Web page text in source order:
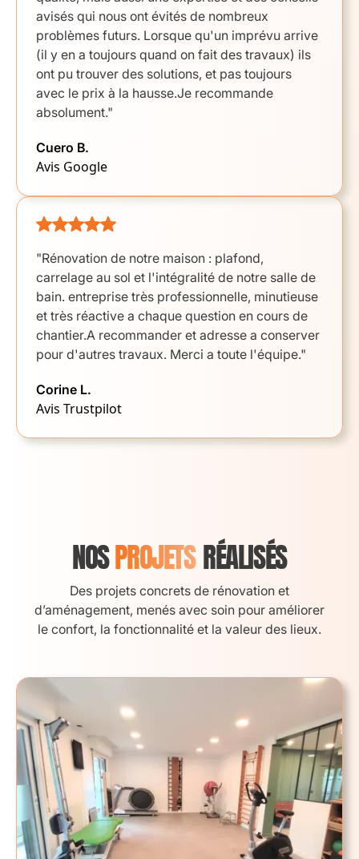
avisés qui nous ont évités de nombreux
problèmes futurs. Lorsque qu'un imprévu arrive
(il y en a toujours quand on fait des travaux) ils
ont pu trouver des solutions, et pas toujours
avec le prix à la hausse.Je recommande
absolument."
Cuero B.
Avis Google
"Rénovation de notre maison : plafond,
carrelage au sol et l'intégralité de notre salle de
bain. entreprise très professionnelle, minutieuse
et très réactive a chaque question en cours de
chantier.A recommander et adresse a conserver
pour d'autres travaux. Merci a toute l'équipe."
Corine L.
Avis Trustpilot
NOSPROJETSRÉALISÉS
Des projets concrets de rénovation et
d’aménagement, menés avec soin pour améliorer
le confort, la fonctionnalité et la valeur des lieux.